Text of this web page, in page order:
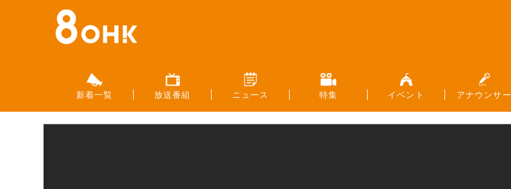
新着一覧 放送番組 ニュース 特集 イベント アナウンサー